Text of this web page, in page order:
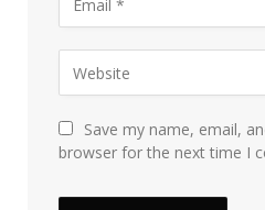
Save my name, email,
browser for the next time I